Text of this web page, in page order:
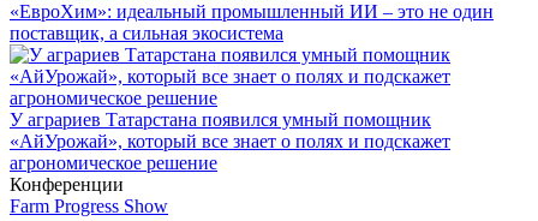
«ЕвроХим»: идеальный промышленный ИИ – это не один
поставщик, а сильная экосистема
У аграриев Татарстана появился умный помощник
«АйУрожай», который все знает о полях и подскажет
агрономическое решение
Конференции
Farm Progress Show